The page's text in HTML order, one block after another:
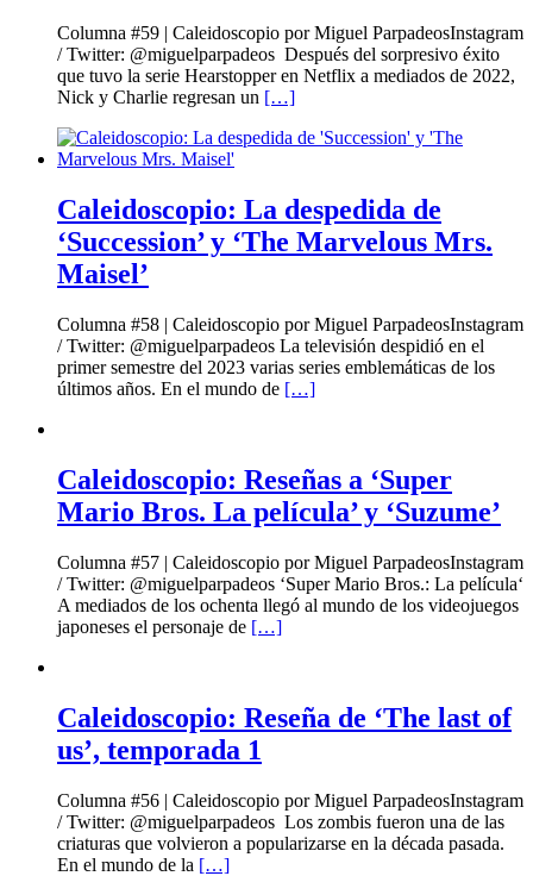
Columna #59 | Caleidoscopio por Miguel ParpadeosInstagram
/ Twitter: @miguelparpadeos Después del sorpresivo éxito
que tuvo la serie Hearstopper en Netflix a mediados de 2022,
Nick y Charlie regresan un […]
Caleidoscopio: La despedida de
‘Succession’ y ‘The Marvelous Mrs.
Maisel’
Columna #58 | Caleidoscopio por Miguel ParpadeosInstagram
/ Twitter: @miguelparpadeos La televisión despidió en el
primer semestre del 2023 varias series emblemáticas de los
últimos años. En el mundo de […]
Caleidoscopio: Reseñas a ‘Super
Mario Bros. La película’ y ‘Suzume’
Columna #57 | Caleidoscopio por Miguel ParpadeosInstagram
/ Twitter: @miguelparpadeos ‘Super Mario Bros.: La película‘
A mediados de los ochenta llegó al mundo de los videojuegos
japoneses el personaje de […]
Caleidoscopio: Reseña de ‘The last of
us’, temporada 1
Columna #56 | Caleidoscopio por Miguel ParpadeosInstagram
/ Twitter: @miguelparpadeos Los zombis fueron una de las
criaturas que volvieron a popularizarse en la década pasada.
En el mundo de la […]